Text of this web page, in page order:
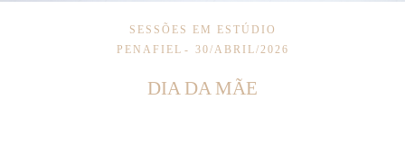
SESSÕES EM ESTÚDIO
PENAFIEL
30/ABRIL/2026
DIA DA MÃE